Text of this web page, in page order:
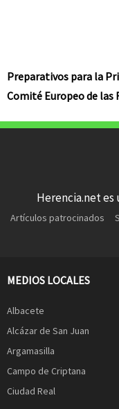
Preparativos para la
Comité Europeo de las
Herencia.net es
Artículos patrocinados
MEDIOS LOCALES
Albacete
Alcázar de San Juan
Argamasilla
Campo de Criptana
Ciudad Real